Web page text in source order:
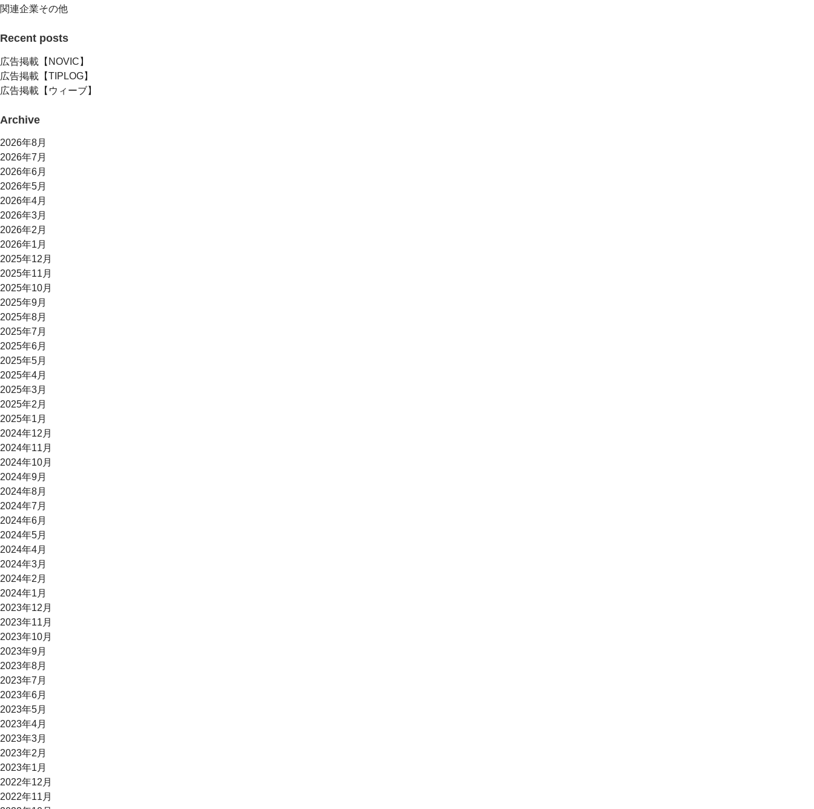
関連企業その他
Recent posts
広告掲載【NOVIC】
広告掲載【TIPLOG】
広告掲載【ウィーブ】
Archive
2026年8月
2026年7月
2026年6月
2026年5月
2026年4月
2026年3月
2026年2月
2026年1月
2025年12月
2025年11月
2025年10月
2025年9月
2025年8月
2025年7月
2025年6月
2025年5月
2025年4月
2025年3月
2025年2月
2025年1月
2024年12月
2024年11月
2024年10月
2024年9月
2024年8月
2024年7月
2024年6月
2024年5月
2024年4月
2024年3月
2024年2月
2024年1月
2023年12月
2023年11月
2023年10月
2023年9月
2023年8月
2023年7月
2023年6月
2023年5月
2023年4月
2023年3月
2023年2月
2023年1月
2022年12月
2022年11月